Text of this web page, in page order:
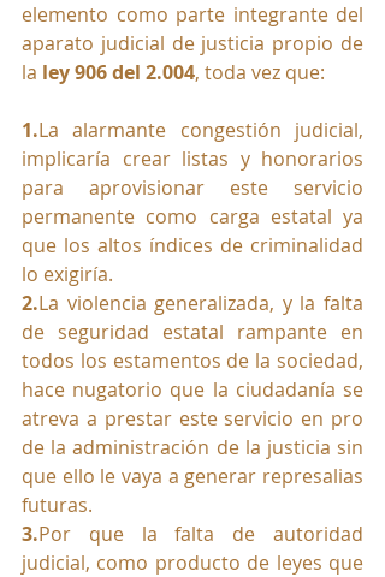
elemento como parte integrante del
aparato judicial de justicia propio de
la ley 906 del 2.004, toda vez que:
1.La alarmante congestión judicial,
implicaría crear listas y honorarios
para aprovisionar este servicio
permanente como carga estatal ya
que los altos índices de criminalidad
lo exigiría.
2.La violencia generalizada, y la falta
de seguridad estatal rampante en
todos los estamentos de la sociedad,
hace nugatorio que la ciudadanía se
atreva a prestar este servicio en pro
de la administración de la justicia sin
que ello le vaya a generar represalias
futuras.
3.Por que la falta de autoridad
judicial, como producto de leyes que